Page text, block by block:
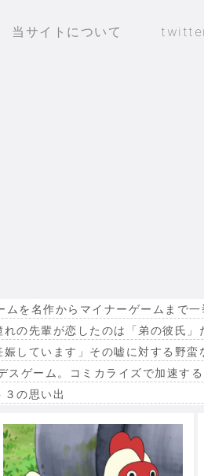
当サイトについて
ムを名作からマイナーゲームまで
れの先輩が恋したのは「弟の彼氏
娠しています」その嘘に対する野
スゲーム。コミカライズで加速す
３の思い出